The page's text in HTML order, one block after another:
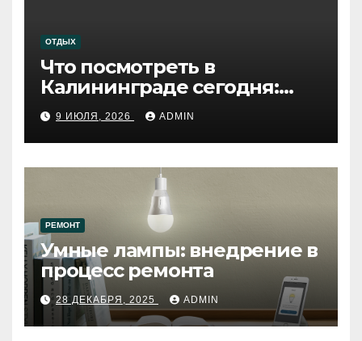
ОТДЫХ
Что посмотреть в
Калининграде сегодня:
путеводитель по самому
западному городу России
9 ИЮЛЯ, 2026 ADMIN
РЕМОНТ
Умные лампы: внедрение в
процесс ремонта
28 ДЕКАБРЯ, 2025 ADMIN